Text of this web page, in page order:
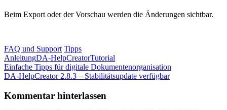
Beim Export oder der Vorschau werden die Änderungen sichtbar.
FAQ und Support Tipps
AnleitungDA-HelpCreatorTutorial
Beitragsnavigation
Vorheriger
Beitrag:
Einfache Tipps für digitale Dokumentenorganisation
Nächster
DA-HelpCreator 2.8.3 – Stabilitätsupdate verfügbar
Kommentar hinterlassen